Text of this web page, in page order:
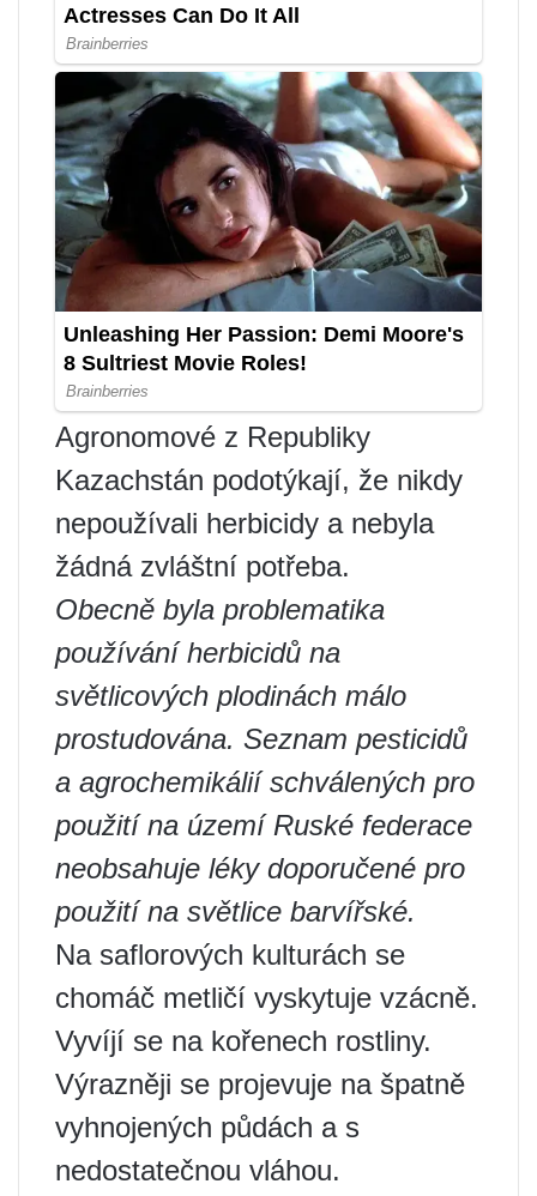
Agronomové z Republiky
Kazachstán podotýkají, že nikdy
nepoužívali herbicidy a nebyla
žádná zvláštní potřeba.
Obecně byla problematika
používání herbicidů na
světlicových plodinách málo
prostudována. Seznam pesticidů
a agrochemikálií schválených pro
použití na území Ruské federace
neobsahuje léky doporučené pro
použití na světlice barvířské.
Na saflorových kulturách se
chomáč metličí vyskytuje vzácně.
Vyvíjí se na kořenech rostliny.
Výrazněji se projevuje na špatně
vyhnojených půdách a s
nedostatečnou vláhou.